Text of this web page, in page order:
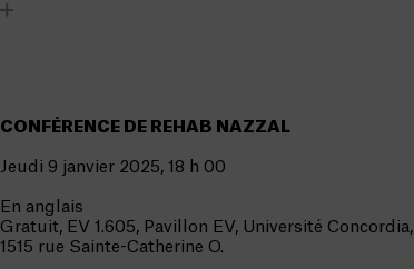
CONFÉRENCE DE REHAB NAZZAL
Jeudi 9 janvier 2025, 18 h 00
En anglais
Gratuit, EV 1.605, Pavillon EV, Université Concordia,
1515 rue Sainte-Catherine O.